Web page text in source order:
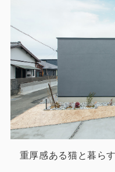
重厚感ある猫と暮ら